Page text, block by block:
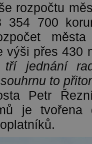
rozpočtu
354 700
výši přes 430
tří jednání
to
Petr
je tvořena